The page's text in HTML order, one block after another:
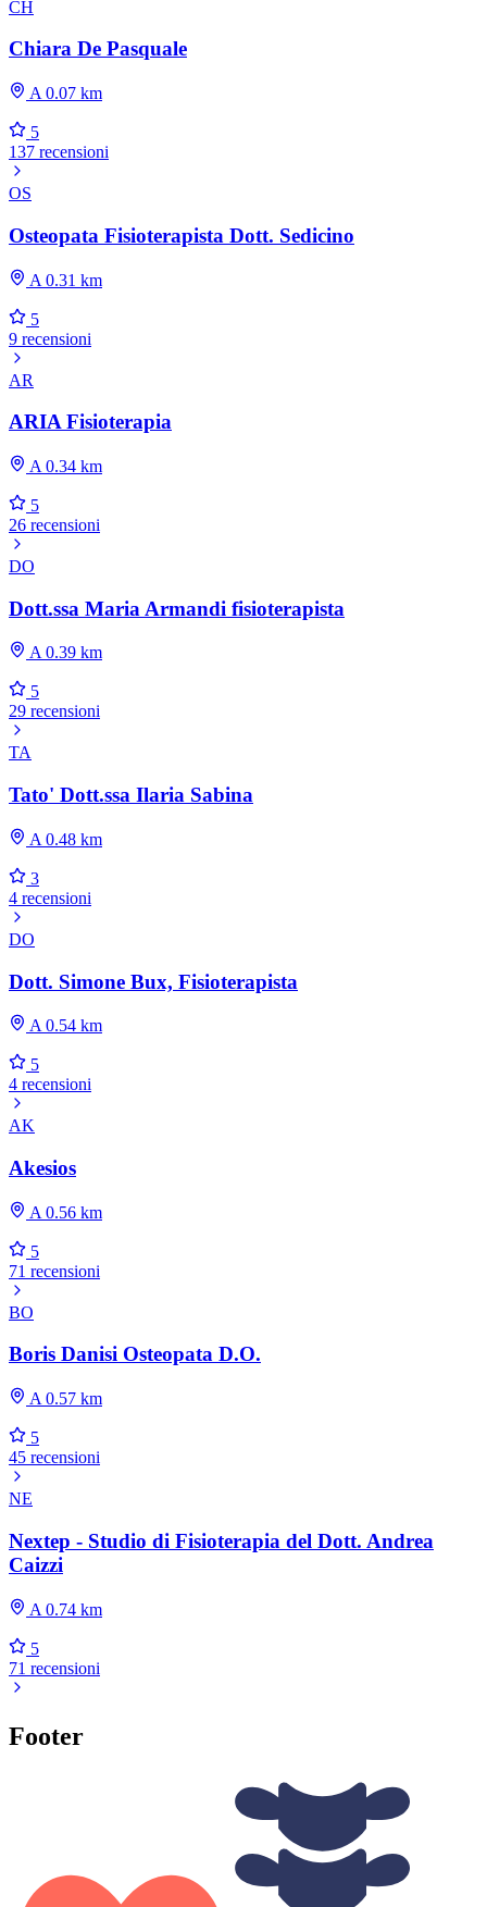
CH
Chiara De Pasquale
A 0.07 km
5
137 recensioni
OS
Osteopata Fisioterapista Dott. Sedicino
A 0.31 km
5
9 recensioni
AR
ARIA Fisioterapia
A 0.34 km
5
26 recensioni
DO
Dott.ssa Maria Armandi fisioterapista
A 0.39 km
5
29 recensioni
TA
Tato' Dott.ssa Ilaria Sabina
A 0.48 km
3
4 recensioni
DO
Dott. Simone Bux, Fisioterapista
A 0.54 km
5
4 recensioni
AK
Akesios
A 0.56 km
5
71 recensioni
BO
Boris Danisi Osteopata D.O.
A 0.57 km
5
45 recensioni
NE
Nextep - Studio di Fisioterapia del Dott. Andrea
Caizzi
A 0.74 km
5
71 recensioni
Footer